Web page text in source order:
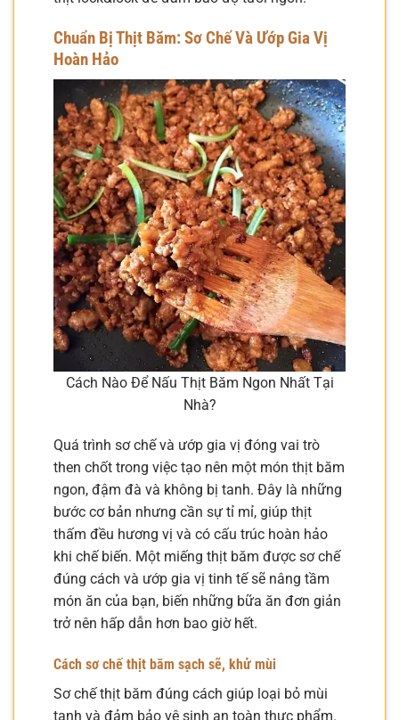
Chuẩn Bị Thịt Băm: Sơ Chế Và Ướp Gia Vị
Hoàn Hảo
Cách Nào Để Nấu Thịt Băm Ngon Nhất Tại
Nhà?
Quá trình sơ chế và ướp gia vị đóng vai trò
then chốt trong việc tạo nên một món thịt băm
ngon, đậm đà và không bị tanh. Đây là những
bước cơ bản nhưng cần sự tỉ mỉ, giúp thịt
thấm đều hương vị và có cấu trúc hoàn hảo
khi chế biến. Một miếng thịt băm được sơ chế
đúng cách và ướp gia vị tinh tế sẽ nâng tầm
món ăn của bạn, biến những bữa ăn đơn giản
trở nên hấp dẫn hơn bao giờ hết.
Cách sơ chế thịt băm sạch sẽ, khử mùi
Sơ chế thịt băm đúng cách giúp loại bỏ mùi
tanh và đảm bảo vệ sinh an toàn thực phẩm.